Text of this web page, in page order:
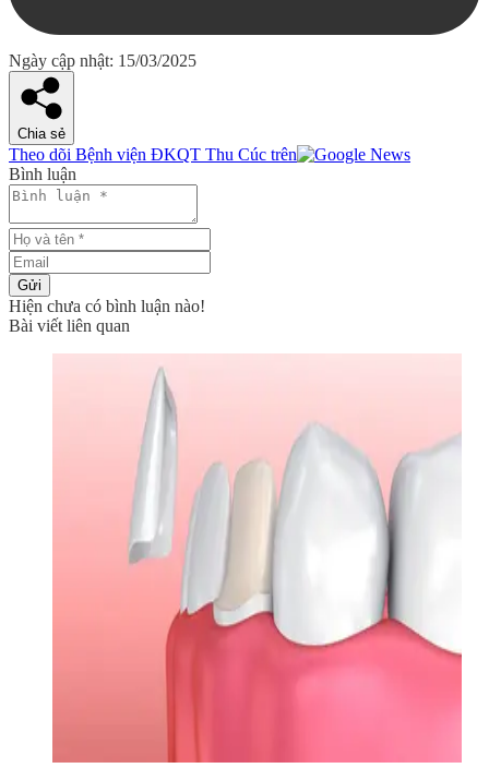
Ngày cập nhật: 15/03/2025
Chia sẻ
Theo dõi Bệnh viện ĐKQT Thu Cúc trên
Bình luận
Gửi
Hiện chưa có bình luận nào!
Bài viết liên quan